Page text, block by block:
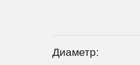
Диаметр: